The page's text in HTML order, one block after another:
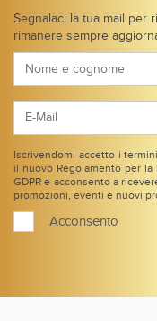
Segnalaci la tua mail per
rimanere sempre
Iscrivendomi accetto i
il nuovo Regolamento per la
GDPR e acconsento a
promozioni, eventi e nuovi
Acconsento